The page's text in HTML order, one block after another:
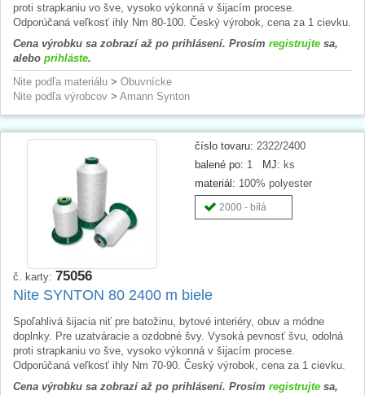
proti strapkaniu vo šve, vysoko výkonná v šijacím procese.
Odporúčaná veľkosť ihly Nm 80-100. Český výrobok, cena za 1 cievku.
Cena výrobku sa zobrazí až po prihlásení. Prosím registrujte sa,
alebo prihláste.
Nite podľa materiálu > Obuvnícke
Nite podľa výrobcov > Amann Synton
číslo tovaru: 2322/2400
balené po: 1 MJ: ks
materiál: 100% polyester
2000 - bílá
č. karty: 75056
Nite SYNTON 80 2400 m biele
Spoľahlivá šijacia niť pre batožinu, bytové interiéry, obuv a módne
doplnky. Pre uzatváracie a ozdobné švy. Vysoká pevnosť švu, odolná
proti strapkaniu vo šve, vysoko výkonná v šijacím procese.
Odporúčaná veľkosť ihly Nm 70-90. Český výrobok, cena za 1 cievku.
Cena výrobku sa zobrazí až po prihlásení. Prosím registrujte sa,